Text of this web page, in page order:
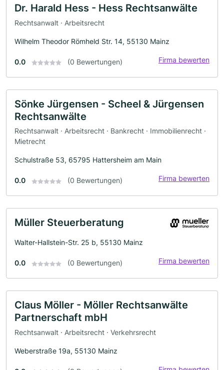
Dr. Harald Hess - Hess Rechtsanwälte
Rechtsanwalt · Arbeitsrecht
Wilhelm Theodor Römheld Str. 14, 55130 Mainz
0.0 (0 Bewertungen) Firma bewerten
Sönke Jürgensen - Scheel & Jürgensen
Rechtsanwälte
Rechtsanwalt · Arbeitsrecht · Bankrecht · Immobilienrecht ·
Mietrecht
Schulstraße 53, 65795 Hattersheim am Main
0.0 (0 Bewertungen) Firma bewerten
Müller Steuerberatung
Walter-Hallstein-Str. 25 b, 55130 Mainz
0.0 (0 Bewertungen) Firma bewerten
Claus Möller - Möller Rechtsanwälte
Partnerschaft mbH
Rechtsanwalt · Arbeitsrecht · Verkehrsrecht
Weberstraße 19a, 55130 Mainz